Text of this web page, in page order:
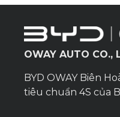
OWAY AUTO CO.,
BYD OWAY Biên
tiêu chuẩn 4S của